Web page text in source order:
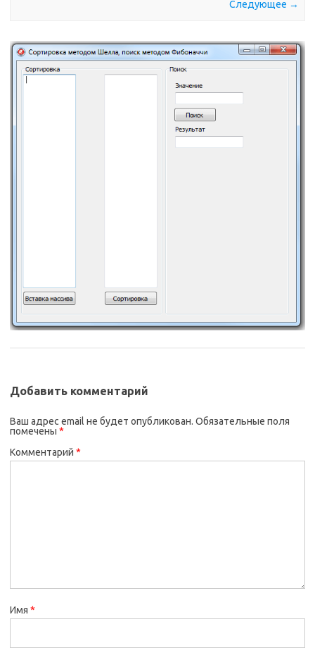
Следующее →
Добавить комментарий
Ваш адрес email не будет опубликован. Обязательные поля
помечены *
Комментарий *
Имя *